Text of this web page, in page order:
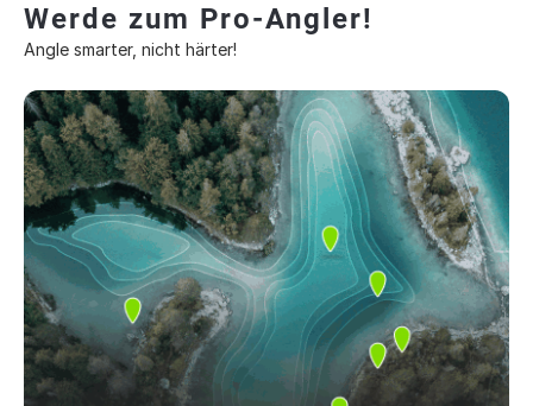
Werde zum Pro-Angler!
Angle smarter, nicht härter!